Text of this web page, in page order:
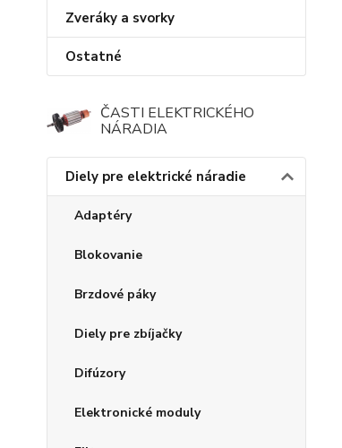
Zveráky a svorky
Ostatné
ČASTI ELEKTRICKÉHO
NÁRADIA
Diely pre elektrické náradie
Adaptéry
Blokovanie
Brzdové páky
Diely pre zbíjačky
Difúzory
Elektronické moduly